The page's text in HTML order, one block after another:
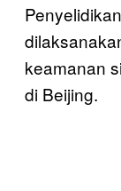
keamanan
di Beijing.